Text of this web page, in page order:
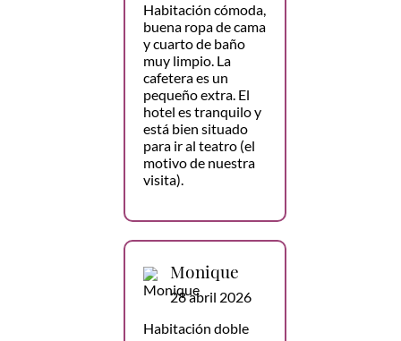
Habitación cómoda,
buena ropa de cama
y cuarto de baño
muy limpio. La
cafetera es un
pequeño extra. El
hotel es tranquilo y
está bien situado
para ir al teatro (el
motivo de nuestra
visita).
Monique
28 abril 2026
Habitación doble